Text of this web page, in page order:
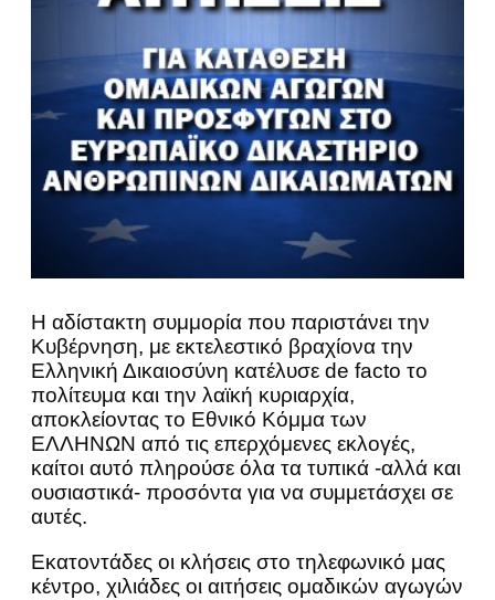
Η αδίστακτη συμμορία που παριστάνει την
Κυβέρνηση, με εκτελεστικό βραχίονα την
Ελληνική Δικαιοσύνη κατέλυσε de facto το
πολίτευμα και την λαϊκή κυριαρχία,
αποκλείοντας το Εθνικό Κόμμα των
ΕΛΛΗΝΩΝ από τις επερχόμενες εκλογές,
καίτοι αυτό πληρούσε όλα τα τυπικά -αλλά και
ουσιαστικά- προσόντα για να συμμετάσχει σε
αυτές.
Εκατοντάδες οι κλήσεις στο τηλεφωνικό μας
κέντρο, χιλιάδες οι αιτήσεις ομαδικών αγωγών